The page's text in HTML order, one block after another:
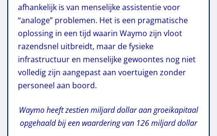
afhankelijk is van menselijke assistentie voor
“analoge” problemen. Het is een pragmatische
oplossing in een tijd waarin Waymo zijn vloot
razendsnel uitbreidt, maar de fysieke
infrastructuur en menselijke gewoontes nog niet
volledig zijn aangepast aan voertuigen zonder
personeel aan boord.
Waymo heeft zestien miljard dollar aan groeikapitaal
opgehaald bij een waardering van 126 miljard dollar